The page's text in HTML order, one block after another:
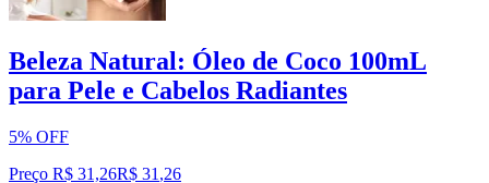
Beleza Natural: Óleo de Coco 100mL
para Pele e Cabelos Radiantes
5% OFF
Preço R$ 31,26R$ 31 ,26